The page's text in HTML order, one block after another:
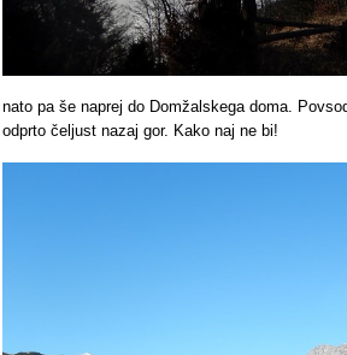
nato pa še naprej do Domžalskega doma.
odprto čeljust nazaj gor. Kako naj ne bi!